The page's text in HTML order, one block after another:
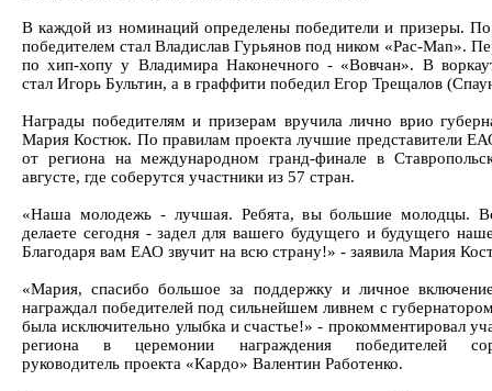
В каждой из номинаций определены победители и призеры. По
победителем стал Владислав Гурьянов под ником «Pac-Man».
по хип-хопу у Владимира Наконечного - «Вовчан». В
стал Игорь Бультин, а в граффити победил Егор Трещалов
Награды победителям и призерам вручила лично врио
Мария Костюк. По правилам проекта лучшие представители
от региона на международном гранд-финале в
августе, где соберутся участники из 57 стран.
«Наша молодежь - лучшая. Ребята, вы большие молодцы.
делаете сегодня - задел для вашего будущего и будущего
Благодаря вам ЕАО звучит на всю страну!» - заявила Мария
«Мария, спасибо большое за поддержку и личное
награждал победителей под сильнейшем ливнем с
была исключительно улыбка и счастье!» - прокомментировал
региона в церемонии награждения победителей
руководитель проекта «Кардо» Валентин Работенко.